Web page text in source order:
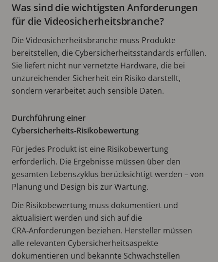
Was sind die wichtigsten Anforderungen
für die Videosicherheitsbranche?
Die Videosicherheitsbranche muss Produkte
bereitstellen, die Cybersicherheitsstandards erfüllen.
Sie liefert nicht nur vernetzte Hardware, die bei
unzureichender Sicherheit ein Risiko darstellt,
sondern verarbeitet auch sensible Daten.
Durchführung einer
Cybersicherheits‑Risikobewertung
Für jedes Produkt ist eine Risikobewertung
erforderlich. Die Ergebnisse müssen über den
gesamten Lebenszyklus berücksichtigt werden – von
Planung und Design bis zur Wartung.
Die Risikobewertung muss dokumentiert und
aktualisiert werden und sich auf die
CRA‑Anforderungen beziehen. Hersteller müssen
alle relevanten Cybersicherheitsaspekte
dokumentieren und bekannte Schwachstellen